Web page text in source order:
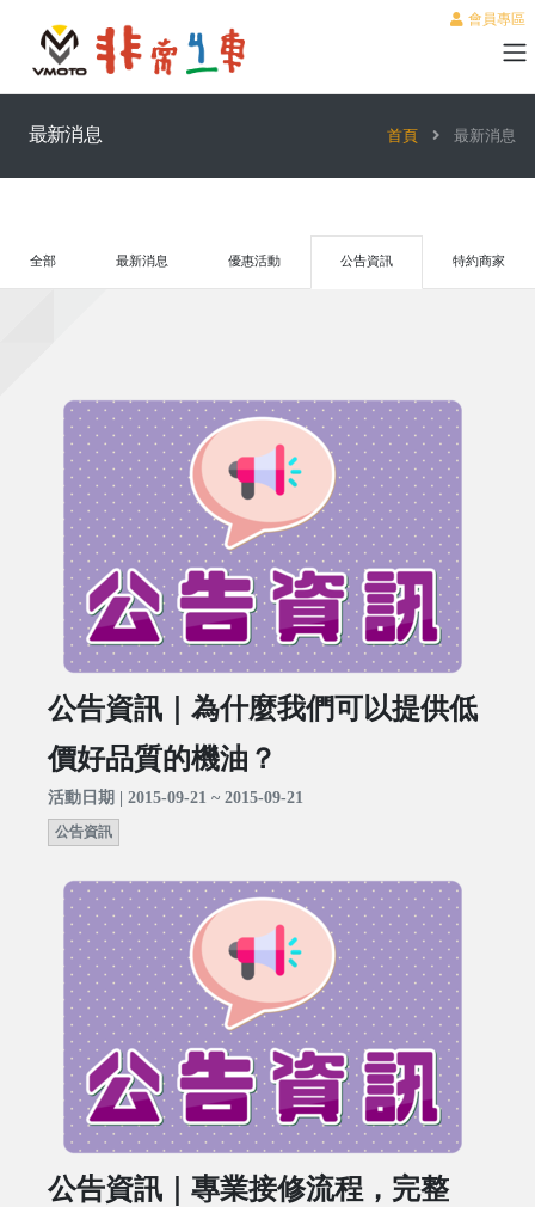
會員專區
最新消息 首頁 最新消息
全部 最新消息 優惠活動 公告資訊 特約商家
公告資訊｜為什麼我們可以提供低
價好品質的機油？
活動日期 | 2015-09-21 ~ 2015-09-21
公告資訊
公告資訊｜專業接修流程，完整